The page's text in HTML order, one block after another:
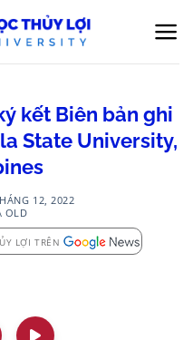
kết Biên bản ghi
State University,
12, 2022
OLD
LỢI TRÊN